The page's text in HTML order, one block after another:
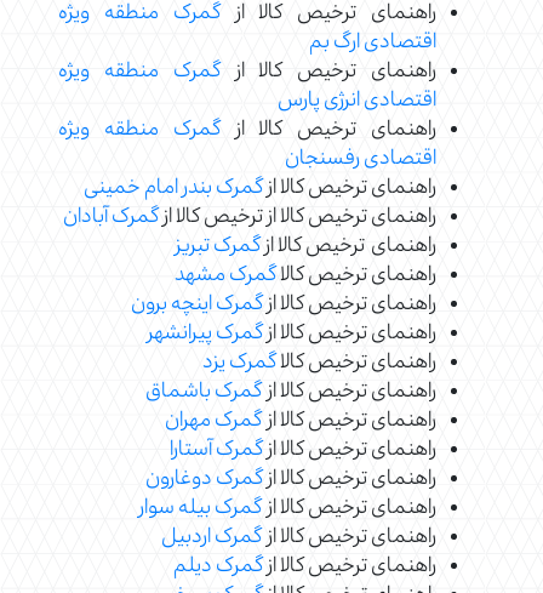
راهنمای ترخیص کالا ازگمرک منطقه ویژه
اقتصادی ارگ بم
راهنمای ترخیص کالا ازگمرک منطقه ویژه
اقتصادی انرژی پارس
راهنمای ترخیص کالا ازگمرک منطقه ویژه
اقتصادی رفسنجان
راهنمای ترخیص کالا ازگمرک بندر امام خمینی
راهنمای ترخیص کالا از ترخیص کالا ازگمرک آبادان
راهنمای ترخیص کالا ازگمرک تبریز
راهنمای ترخیص کالاگمرک مشهد
راهنمای ترخیص کالا ازگمرک اینچه برون
راهنمای ترخیص کالا ازگمرک پیرانشهر
راهنمای ترخیص کالاگمرک یزد
راهنمای ترخیص کالا ازگمرک باشماق
راهنمای ترخیص کالا ازگمرک مهران
راهنمای ترخیص کالا ازگمرک آستارا
راهنمای ترخیص کالا ازگمرک دوغارون
راهنمای ترخیص کالا ازگمرک بیله سوار
راهنمای ترخیص کالا ازگمرک اردبیل
راهنمای ترخیص کالا ازگمرک دیلم